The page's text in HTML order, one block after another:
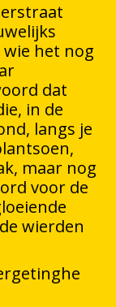
het nog
dat
in de
langs je
maar nog
voor de
wierden